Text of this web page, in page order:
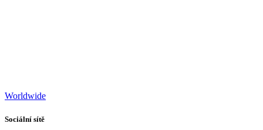
Worldwide
Sociální sítě